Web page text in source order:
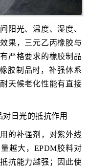
阳光、温度、湿度、
果，三元乙丙橡胶与
严格要求的橡胶制品
胶制品时，补强体系
天候老化性能有直接
日光的抵抗作用
的补强剂，对紫外线
越大，EPDM胶料对
抗能力越强；因此使